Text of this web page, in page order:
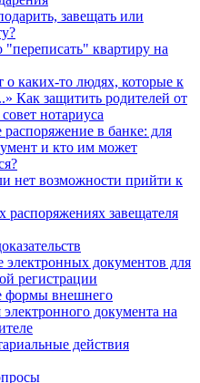
завещать или
квартиру на
о каких-то людях, которые к
Как защитить родителей от
нотариуса
распоряжение в банке: для
и кто им может
нет возможности прийти к
распоряжениях завещателя
электронных документов для
регистрации
формы внешнего
электронного документа на
действия